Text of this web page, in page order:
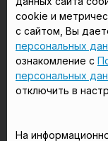
в Красногорске
в Домодедово
Мы в соцсетях
cookie и
с сайтом, Вы
персональных
ознакомление с
персональных
отключить в
На